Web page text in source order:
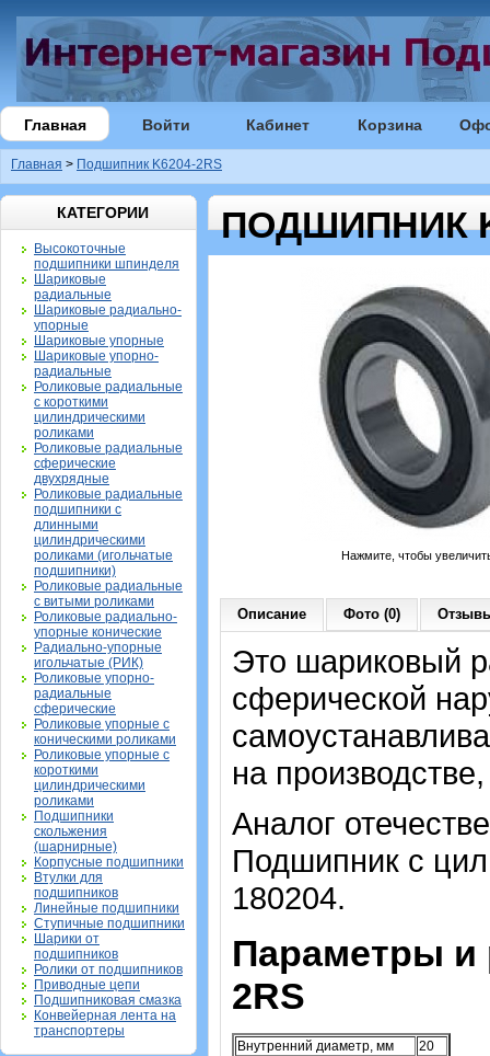
Главная Войти Кабинет Корзина
Главная > Подшипник K6204-2RS
КАТЕГОРИИ
Высокоточные
подшипники шпинделя
Шариковые
радиальные
Шариковые радиально-
упорные
Шариковые упорные
Шариковые упорно-
радиальные
Роликовые радиальные
с короткими
цилиндрическими
роликами
Роликовые радиальные
сферические
двухрядные
Роликовые радиальные
подшипники с
длинными
цилиндрическими
роликами (игольчатые
подшипники)
Роликовые радиальные
с витыми роликами
Роликовые радиально-
упорные конические
Радиально-упорные
игольчатые (РИК)
Роликовые упорно-
радиальные
сферические
Роликовые упорные с
коническими роликами
Роликовые упорные с
короткими
цилиндрическими
роликами
Подшипники
скольжения
(шарнирные)
Корпусные подшипники
Втулки для
подшипников
Линейные подшипники
Ступичные подшипники
Шарики от
подшипников
Ролики от подшипников
Приводные цепи
Подшипниковая смазка
Конвейерная лента на
транспортеры
ПОДШИПНИК
Нажмите, чтобы
Описание Фото (0)
Это шариковый
сферической
на
Аналог
Подшипник с
180204.
Параметры и
2RS
Внутренний диаметр, мм
20